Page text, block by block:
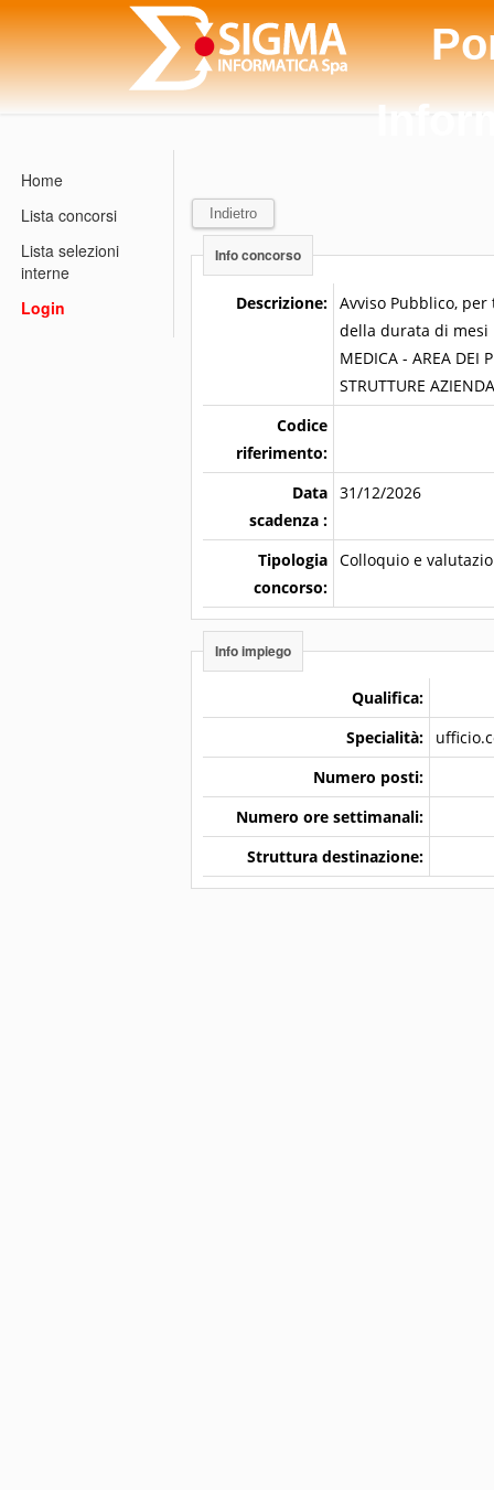
Home
Lista concorsi
Lista selezioni
interne
Login
Indietro
Info concorso
Descrizione: Avviso Pubblico,
della durata di mesi
MEDICA - AREA DEI
STRUTTURE
Codice
riferimento:
Data
scadenza :
31/12/2026
Tipologia
concorso:
Colloquio e
Info impiego
Qualifica:
Specialità:
Numero posti:
Numero ore settimanali:
Struttura destinazione: